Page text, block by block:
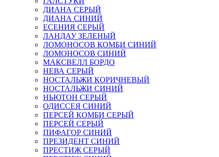
ДИАНА СЕРЫЙ
ДИАНА СИНИЙ
ЕСЕНИЯ СЕРЫЙ
ЛАНДАУ ЗЕЛЕНЫЙ
ЛОМОНОСОВ КОМБИ СИНИЙ
ЛОМОНОСОВ СИНИЙ
МАКСВЕЛЛ БОРДО
НЕВА СЕРЫЙ
НОСТАЛЬЖИ КОРИЧНЕВЫЙ
НОСТАЛЬЖИ СИНИЙ
НЬЮТОН СЕРЫЙ
ОДИССЕЯ СИНИЙ
ПЕРСЕЙ КОМБИ СЕРЫЙ
ПЕРСЕЙ СЕРЫЙ
ПИФАГОР СИНИЙ
ПРЕЗИДЕНТ СИНИЙ
ПРЕСТИЖ СЕРЫЙ